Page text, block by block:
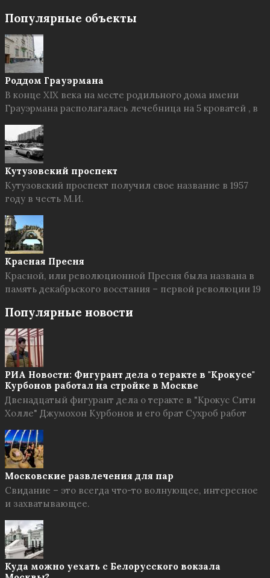
Популярные объекты
Роддом Грауэрмана
В конце XIX века на месте родильного дома имени
Грауэрмана располагалась лечебница на 5 кроватей , в
Кутузовский проспект
Кутузовский проспект получил свое название в 1957
году в честь М.И.
Красная Пресня
Красной, или революционной Пресня была названа в
память декабрьского восстания – первой революции 19
Популярные новости
РИА Новости: Фигурант дела о теракте в "Крокусе"
Курбонов работал на стройке в Москве
Двенадцатый фигурант дела о теракте в "Крокус Сити
Холле" Джумохон Курбонов и его брат Сухроб работ
Московские развлечения для пар
Свидание – это всегда что-то волнующее, интересное
и захватывающее.
Куда можно уехать с Белорусского вокзала